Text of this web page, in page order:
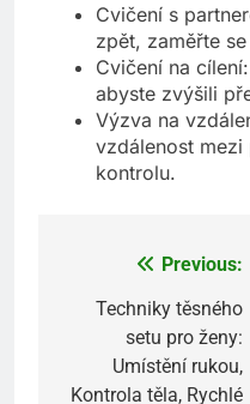
Cvičení s
zpět, zaměřte
Cvičení na
abyste zvýšili
Výzva na
vzdálenost mezi
kontrolu.
navigation
Previous:
Techniky těsného
setu pro ženy:
Umístění rukou,
Kontrola těla, Rychlé